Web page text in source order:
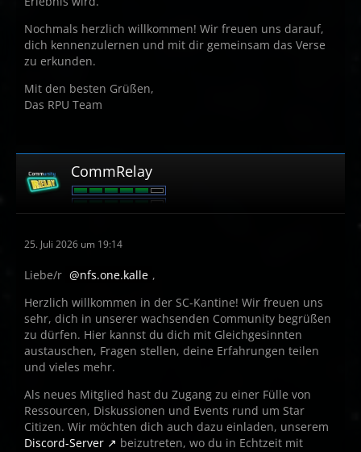
Nochmals herzlich willkommen! Wir freuen uns darauf,
dich kennenzulernen und mit dir gemeinsam das Verse
zu erkunden.
Mit den besten Grüßen,
Das RPU Team
CommRelay
25. Juli 2026 um 19:14
Liebe/r nfs.one.kalle ,
Herzlich willkommen in der SC-Kantine! Wir freuen uns
sehr, dich in unserer wachsenden Community begrüßen
zu dürfen. Hier kannst du dich mit Gleichgesinnten
austauschen, Fragen stellen, deine Erfahrungen teilen
und vieles mehr.
Als neues Mitglied hast du Zugang zu einer Fülle von
Ressourcen, Diskussionen und Events rund um Star
Citizen. Wir möchten dich auch dazu einladen, unserem
Discord-Server
beizutreten, wo du in Echtzeit mit